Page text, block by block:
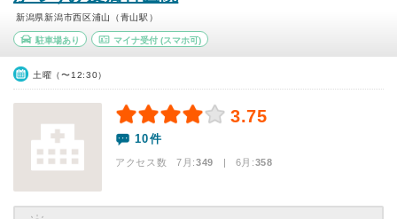
新潟県新潟市西区浦山（青山駅）
駐車場あり マイナ受付(スマホ可)
土曜（〜12:30）
3.75
10件
アクセス数 7月:349 | 6月:358